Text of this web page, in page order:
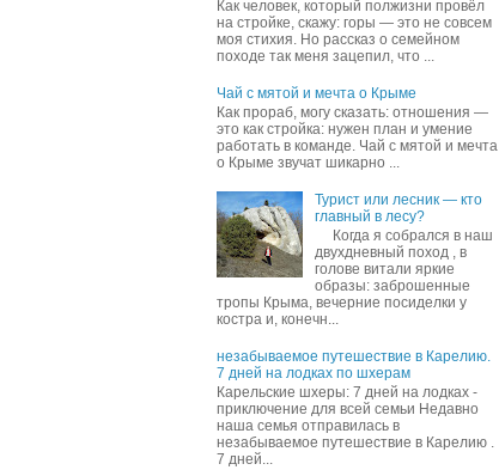
Как человек, который полжизни провёл
на стройке, скажу: горы — это не совсем
моя стихия. Но рассказ о семейном
походе так меня зацепил, что ...
Чай с мятой и мечта о Крыме
Как прораб, могу сказать: отношения —
это как стройка: нужен план и умение
работать в команде. Чай с мятой и мечта
о Крыме звучат шикарно ...
Турист или лесник — кто
главный в лесу?
Когда я собрался в наш
двухдневный поход , в
голове витали яркие
образы: заброшенные
тропы Крыма, вечерние посиделки у
костра и, конечн...
незабываемое путешествие в Карелию.
7 дней на лодках по шхерам
Карельские шхеры: 7 дней на лодках -
приключение для всей семьи Недавно
наша семья отправилась в
незабываемое путешествие в Карелию .
7 дней...